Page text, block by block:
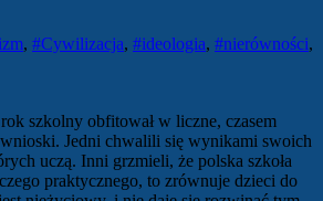
, #Cywilizacja, #ideologia, #nierówności,
szkolny obfitował w liczne, czasem
Jedni chwalili się wynikami swoich
uczą. Inni grzmieli, że polska szkoła
praktycznego, to zrównuje dzieci do